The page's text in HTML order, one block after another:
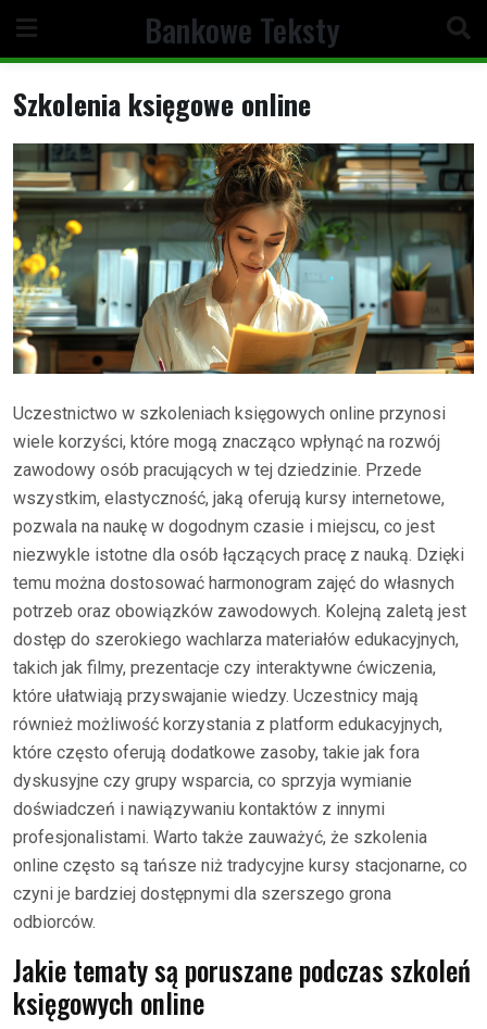
content
Bankowe Teksty
Szkolenia księgowe online
Uczestnictwo w szkoleniach księgowych online przynosi
wiele korzyści, które mogą znacząco wpłynąć na rozwój
zawodowy osób pracujących w tej dziedzinie. Przede
wszystkim, elastyczność, jaką oferują kursy internetowe,
pozwala na naukę w dogodnym czasie i miejscu, co jest
niezwykle istotne dla osób łączących pracę z nauką. Dzięki
temu można dostosować harmonogram zajęć do własnych
potrzeb oraz obowiązków zawodowych. Kolejną zaletą jest
dostęp do szerokiego wachlarza materiałów edukacyjnych,
takich jak filmy, prezentacje czy interaktywne ćwiczenia,
które ułatwiają przyswajanie wiedzy. Uczestnicy mają
również możliwość korzystania z platform edukacyjnych,
które często oferują dodatkowe zasoby, takie jak fora
dyskusyjne czy grupy wsparcia, co sprzyja wymianie
doświadczeń i nawiązywaniu kontaktów z innymi
profesjonalistami. Warto także zauważyć, że szkolenia
online często są tańsze niż tradycyjne kursy stacjonarne, co
czyni je bardziej dostępnymi dla szerszego grona
odbiorców.
Jakie tematy są poruszane podczas szkoleń
księgowych online